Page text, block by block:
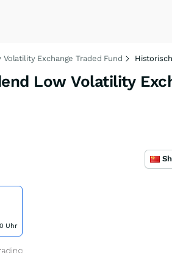
Exchange Traded Fund
Low Volatility
Uhr